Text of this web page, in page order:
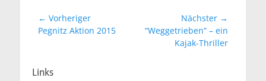
Beitragsnavigation
← Vorheriger
Vorheriger
Pegnitz Aktion 2015
Nächster →
Nächster
“Weggetrieben” – ein
Kajak-Thriller
Links